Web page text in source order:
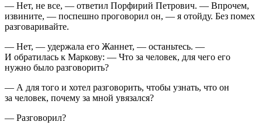
— Нет, не все, — ответил Порфирий Петрович. — Впрочем,
извините, — поспешно проговорил он, — я отойду. Без помех
разговаривайте.
— Нет, — удержала его Жаннет, — останьтесь. —
И обратилась к Маркову: — Что за человек, для чего его
нужно было разговорить?
— А для того и хотел разговорить, чтобы узнать, что он
за человек, почему за мной увязался?
— Разговорил?